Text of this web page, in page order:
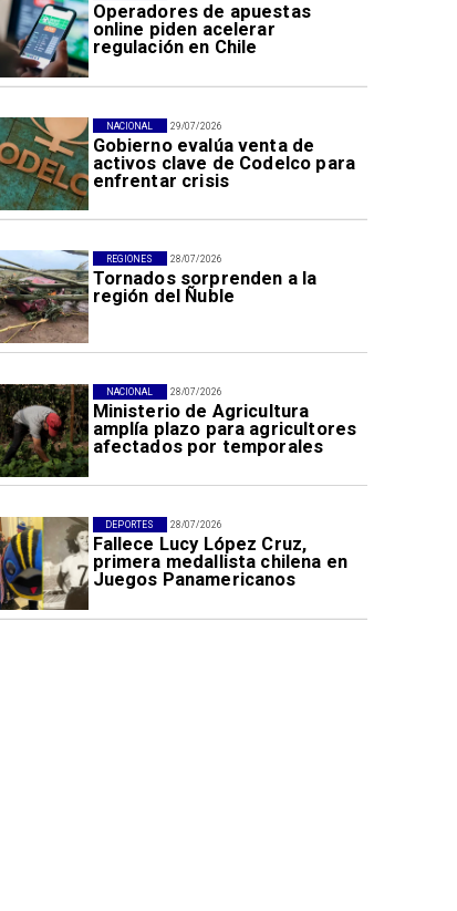
Operadores de apuestas
online piden acelerar
regulación en Chile
29/07/2026
Gobierno evalúa venta de
activos clave de Codelco para
enfrentar crisis
NACIONAL
28/07/2026
Tornados sorprenden a la
región del Ñuble
REGIONES
28/07/2026
Ministerio de Agricultura
amplía plazo para agricultores
afectados por temporales
NACIONAL
28/07/2026
Fallece Lucy López Cruz,
primera medallista chilena en
Juegos Panamericanos
DEPORTES